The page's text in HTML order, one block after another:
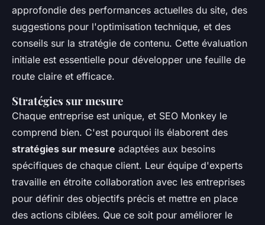
approfondie des performances actuelles du site, des
suggestions pour l'optimisation technique, et des
conseils sur la stratégie de contenu. Cette évaluation
initiale est essentielle pour développer une feuille de
route claire et efficace.
Stratégies sur mesure
Chaque entreprise est unique, et SEO Monkey le
comprend bien. C'est pourquoi ils élaborent des
stratégies sur mesure adaptées aux besoins
spécifiques de chaque client. Leur équipe d'experts
travaille en étroite collaboration avec les entreprises
pour définir des objectifs précis et mettre en place
des actions ciblées. Que ce soit pour améliorer le